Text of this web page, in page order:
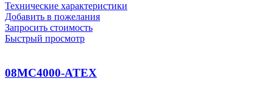
Технические характеристики
Добавить в пожелания
Запросить стоимость
Быстрый просмотр
08MC4000-ATEX